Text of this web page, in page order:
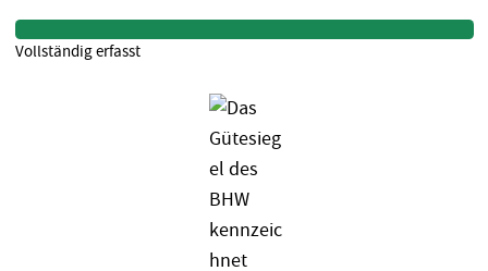
Vollständig erfasst